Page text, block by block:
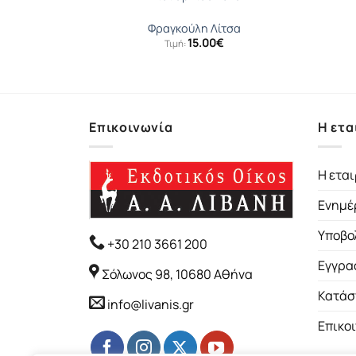
Φραγκούλη Λίτσα
Τιμή:15.00€
Επικοινωνία
+30 210 3661 200
Σόλωνος 98, 10680 Αθήνα
info@livanis.gr
Η
Η